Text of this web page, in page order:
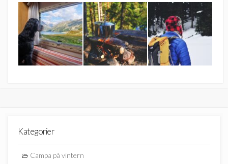
Kategorier
Campa på vintern